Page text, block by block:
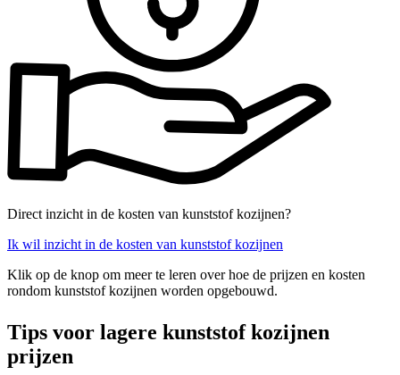
Direct inzicht in de kosten van kunststof kozijnen?
Ik wil inzicht in de kosten van kunststof kozijnen
Klik op de knop om meer te leren over hoe de prijzen en kosten
rondom kunststof kozijnen worden opgebouwd.
Tips voor lagere kunststof kozijnen
prijzen